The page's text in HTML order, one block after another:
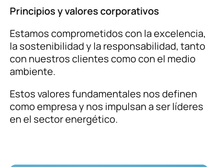
Principios y valores corporativos
Estamos comprometidos con la excelencia,
la sostenibilidad y la responsabilidad, tanto
con nuestros clientes como con el medio
ambiente.
Estos valores fundamentales nos definen
como empresa y nos impulsan a ser líderes
en el sector energético.